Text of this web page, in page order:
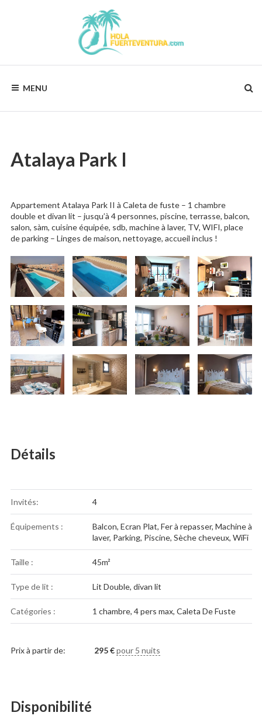
notre
!
MENU
Atalaya Park I
Appartement Atalaya Park II à Caleta de fuste – 1 chambre
double et divan lit – jusqu’à 4 personnes, piscine, terrasse, balcon,
salon, sàm, cuisine équipée, sdb, machine à laver, TV, WIFI, place
de parking – Linges de maison, nettoyage, accueil inclus !
Détails
Invités: 4
Équipements : Balcon, Ecran Plat, Fer à repasser, Machine à
laver, Parking, Piscine, Sèche cheveux, WiFi
Taille : 45m²
Type de lit : Lit Double, divan lit
Catégories : 1 chambre, 4 pers max, Caleta De Fuste
Prix à partir de: 295€ pour 5 nuits
Disponibilité